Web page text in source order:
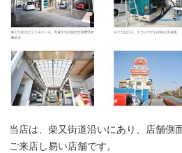
当店は、柴又街道沿いにあり、店舗側
ご来店し易い店舗です。